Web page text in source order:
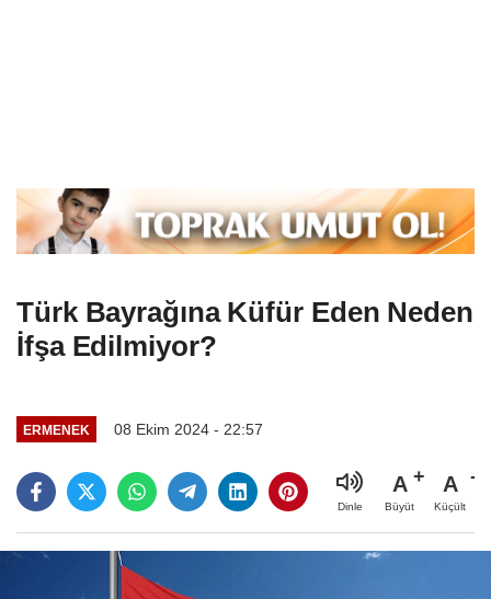
Türk Bayrağına Küfür Eden Neden
İfşa Edilmiyor?
ERMENEK 08 Ekim 2024 - 22:57
Dinle
A
Büyüt
A
Küçült